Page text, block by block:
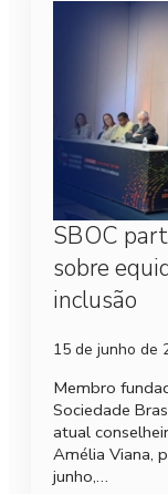
SBOC
sobre
inclusão
15 de junho de
Membro
Sociedade
atual
Amélia Viana,
junho,…